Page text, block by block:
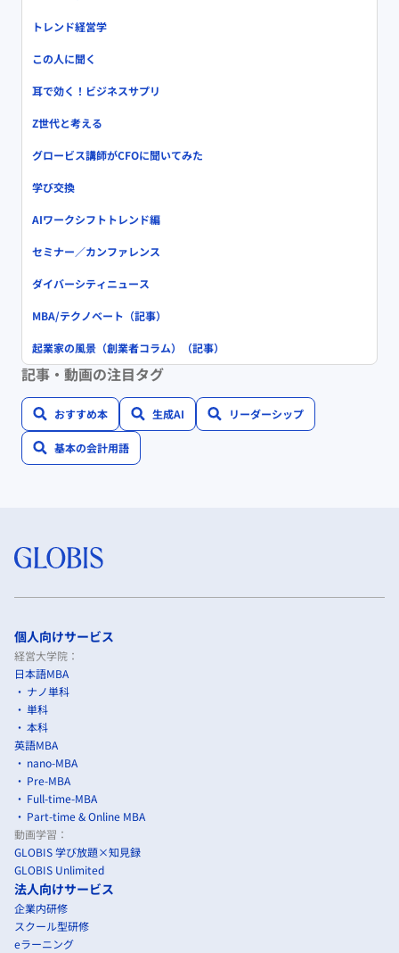
トレンド経営学
この人に聞く
耳で効く！ビジネスサプリ
Z世代と考える
グロービス講師がCFOに聞いてみた
学び交換
AIワークシフトトレンド編
セミナー／カンファレンス
ダイバーシティニュース
MBA/テクノベート（記事）
起業家の風景（創業者コラム）（記事）
記事・動画の注目タグ
おすすめ本 生成AI リーダーシップ
基本の会計用語
個人向けサービス
経営大学院：
日本語MBA
ナノ単科
単科
本科
英語MBA
nano-MBA
Pre-MBA
Full-time-MBA
Part-time & Online MBA
動画学習：
GLOBIS 学び放題×知見録
GLOBIS Unlimited
法人向けサービス
企業内研修
スクール型研修
eラーニング